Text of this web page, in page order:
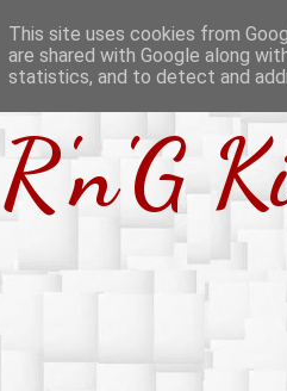
R'n'G
This site uses cookies from
are shared with Google along
statistics, and to detect and